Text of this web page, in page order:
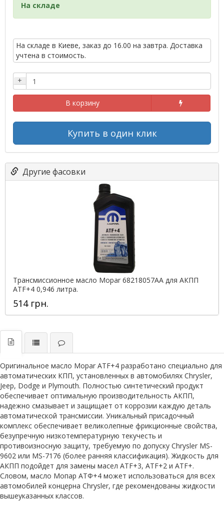
На складе
На складе в Киеве, заказ до 16.00 на завтра. Доставка
учтена в стоимость.
+
В корзину
Купить в один клик
Другие фасовки
Трансмиссионное масло Mopar 68218057AA для АКПП
ATF+4 0,946 литра.
514 грн.
Оригинальное масло Mopar ATF+4 разработано специально для
автоматических КПП, установленных в автомобилях Chrysler,
Jeep, Dodge и Plymouth. Полностью синтетический продукт
обеспечивает оптимальную производительность АКПП,
надежно смазывает и защищает от коррозии каждую деталь
автоматической трансмиссии. Уникальный присадочный
комплекс обеспечивает великолепные фрикционные свойства,
безупречную низкотемпературную текучесть и
противоизносную защиту, требуемую по допуску Chrysler MS-
9602 или MS-7176 (более ранняя классификация). Жидкость для
АКПП подойдет для замены масел ATF+3, ATF+2 и ATF+.
Словом, масло Мопар АТФ+4 может использоваться для всех
автомобилей концерна Chrysler, где рекомендованы жидкости
вышеуказанных классов.